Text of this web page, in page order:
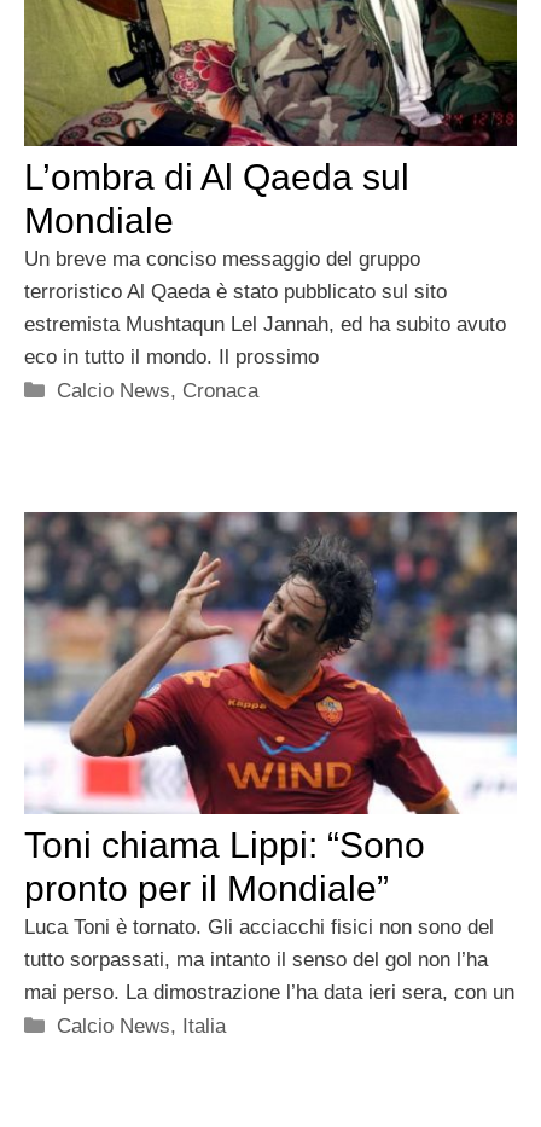
L’ombra di Al Qaeda sul
Mondiale
Un breve ma conciso messaggio del gruppo
terroristico Al Qaeda è stato pubblicato sul sito
estremista Mushtaqun Lel Jannah, ed ha subito avuto
eco in tutto il mondo. Il prossimo
Categorie
Calcio News, Cronaca
Toni chiama Lippi: “Sono
pronto per il Mondiale”
Luca Toni è tornato. Gli acciacchi fisici non sono del
tutto sorpassati, ma intanto il senso del gol non l’ha
mai perso. La dimostrazione l’ha data ieri sera, con un
Categorie
Calcio News, Italia